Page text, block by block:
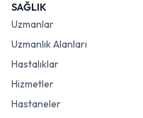
SAĞLIK
Uzmanlar
Uzmanlık Alanları
Hastalıklar
Hizmetler
Hastaneler